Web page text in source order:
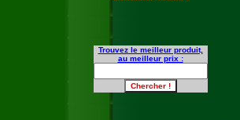
Trouvez le meilleur produit,
au meilleur prix :